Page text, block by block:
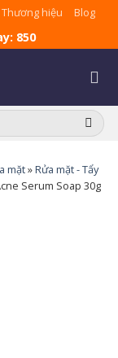
Thương hiệu
Blog
850
mặt»Rửa mặt - Tẩy
Serum Soap 30g